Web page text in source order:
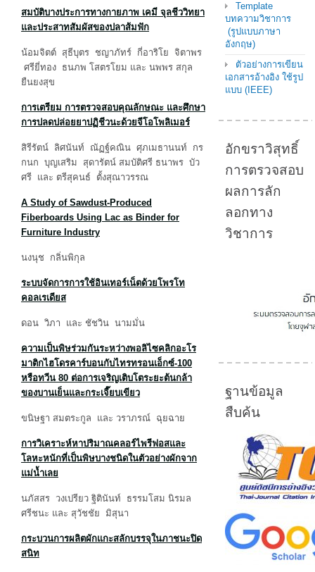
สมบัติบางประการทางกายภาพ เคมี จุลชีววิทยา
และประสาทสัมผัสของปลาส้มฟัก
น้อมจิตต์ สุธีบุตร ชญาภัทร์ กี่อาริโย จิตาพร
ศรียี่ทอง ธนภพ โสตรโยม และ นพพร สกุล
ยืนยงสุข
การเตรียม การตรวจสอบคุณลักษณะ และศึกษา
การปลดปล่อยยาปฏิชีวนะด้วยจีโอโพลิเมอร์
สิรีรัตน์ ลิศนันท์ ณัฏฐ์คณิน ศุภเมธานนท์ กร
กนก บุญเสริม สุดารัตน์ สมบัติศรี ธนาพร บัว
ศรี และ ตรีสุคนธ์ ตั้งสุณาวรรณ
A Study of Sawdust-Produced
Fiberboards Using Lac as Binder for
Furniture Industry
นงนุช กลิ่นพิกุล
ระบบจัดการการใช้อินเทอร์เน็ตด้วยโพรโท
คอลเรเดียส
ดอน วิภา และ ชัชวิน นามมั่น
ความเป็นพิษร่วมกันระหว่างพอลิไซคลิกอะโร
มาติกไฮโดรคาร์บอนกับไทรทรอนเอ็กซ์-100
หรือทวีน 80 ต่อการเจริญเติบโตระยะต้นกล้า
ของบานเย็นและกระเจี๊ยบเขียว
ขนิษฐา สมตระกูล และ วราภรณ์ ฉุยฉาย
การวิเคราะห์หาปริมาณคลอร์ไพรีฟอสและ
โลหะหนักที่เป็นพิษบางชนิดในตัวอย่างผักจาก
แม่น้ำเลย
นภัสสร วงเปรียว ฐิตินันท์ ธรรมโสม นิรมล
ศรีชนะ และ สุวัชชัย มิสุนา
กระบวนการผลิตผักแกะสลักบรรจุในภาชนะปิด
สนิท
Template
บทความวิชาการ
(รูปแบบภาษา
อังกฤษ)
ตัวอย่างการเขียน
เอกสารอ้างอิง ใช้รูป
แบบ (IEEE)
อักขราวิสุทธิ์
การตรวจสอบ
ผลการลัก
ลอกทาง
วิชาการ
ฐานข้อมูล
สืบค้น